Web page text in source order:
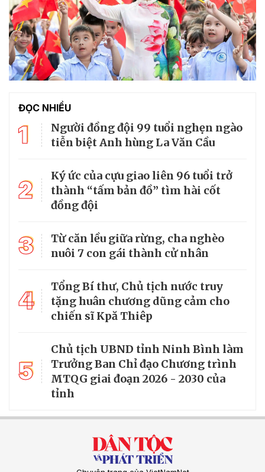
ĐỌC NHIỀU
1
Người đồng đội 99 tuổi nghẹn ngào
tiễn biệt Anh hùng La Văn Cầu
2
Ký ức của cựu giao liên 96 tuổi trở
thành “tấm bản đồ” tìm hài cốt
đồng đội
3
Từ căn lều giữa rừng, cha nghèo
nuôi 7 con gái thành cử nhân
4
Tổng Bí thư, Chủ tịch nước truy
tặng huân chương dũng cảm cho
chiến sĩ Kpă Thiêp
5
Chủ tịch UBND tỉnh Ninh Bình làm
Trưởng Ban Chỉ đạo Chương trình
MTQG giai đoạn 2026 - 2030 của
tỉnh